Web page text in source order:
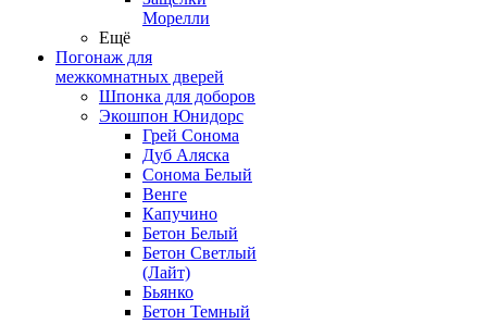
Морелли
Ещё
Погонаж для
межкомнатных дверей
Шпонка для доборов
Экошпон Юнидорс
Грей Сонома
Дуб Аляска
Сонома Белый
Венге
Капучино
Бетон Белый
Бетон Светлый
(Лайт)
Бьянко
Бетон Темный